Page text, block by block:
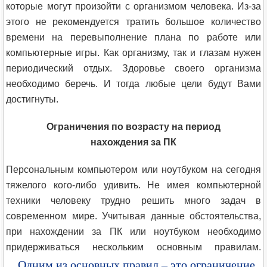
которые могут произойти с организмом человека. Из-за
этого не рекомендуется тратить большое количество
времени на перевыполнение плана по работе или
компьютерные игры. Как организму, так и глазам нужен
периодический отдых. Здоровье своего организма
необходимо беречь. И тогда любые цели будут Вами
достигнуты.
Ограничения по возрасту на период
нахождения за ПК
Персональным компьютером или ноутбуком на сегодня
тяжелого кого-либо удивить. Не имея компьютерной
техники человеку трудно решить много задач в
современном мире. Учитывая данные обстоятельства,
при нахождении за ПК или ноутбуком необходимо
придерживаться нескольким основным правилам.